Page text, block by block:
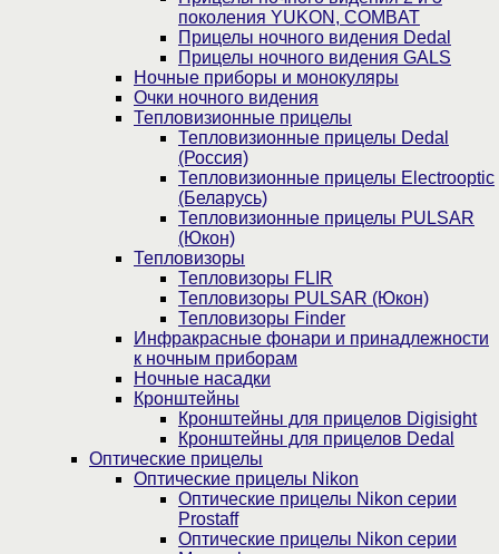
поколения YUKON, COMBAT
Прицелы ночного видения Dedal
Прицелы ночного видения GALS
Ночные приборы и монокуляры
Очки ночного видения
Тепловизионные прицелы
Тепловизионные прицелы Dedal
(Россия)
Тепловизионные прицелы Electrooptic
(Беларусь)
Тепловизионные прицелы PULSAR
(Юкон)
Тепловизоры
Тепловизоры FLIR
Тепловизоры PULSAR (Юкон)
Тепловизоры Finder
Инфракрасные фонари и принадлежности
к ночным приборам
Ночные насадки
Кронштейны
Кронштейны для прицелов Digisight
Кронштейны для прицелов Dedal
Оптические прицелы
Оптические прицелы Nikon
Оптические прицелы Nikon серии
Prostaff
Оптические прицелы Nikon серии